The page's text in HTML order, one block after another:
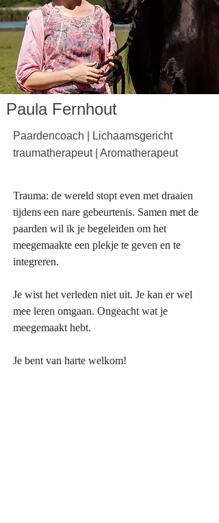
Paula Fernhout
Paardencoach | Lichaamsgericht
traumatherapeut | Aromatherapeut
Trauma: de wereld stopt even met draaien
tijdens een nare gebeurtenis. Samen met de
paarden wil ik je begeleiden om het
meegemaakte een plekje te geven en te
integreren.
Je wist het verleden niet uit. Je kan er wel
mee leren omgaan. Ongeacht wat je
meegemaakt hebt.
Je bent van harte welkom!